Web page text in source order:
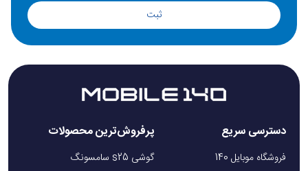
ثبت
دسترسی سریع
فروشگاه موبایل 140
پرفروش‌ترین محصولات
گوشی s25 سامسونگ